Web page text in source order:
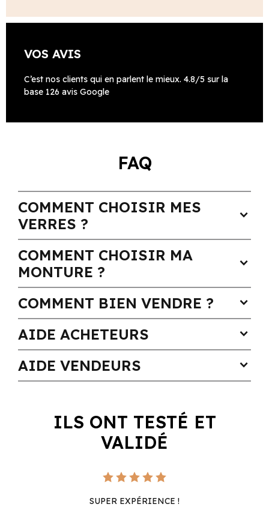
VOS AVIS
C’est nos clients qui en parlent le mieux. 4.8/5 sur la
base 126 avis Google
FAQ
COMMENT CHOISIR MES
VERRES ?
expand_more
COMMENT CHOISIR MA
MONTURE ?
expand_more
COMMENT BIEN VENDRE ? expand_more
AIDE ACHETEURS expand_more
AIDE VENDEURS expand_more
ILS ONT TESTÉ ET
VALIDÉ
SUPER EXPÉRIENCE !